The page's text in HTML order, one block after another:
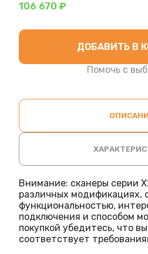
106 670 ₽
ДОБАВИТЬ В
Помочь с
Внимание: сканеры серии
различных модификациях,
функциональностью,
подключения и способом
покупкой убедитесь, что
соответствует